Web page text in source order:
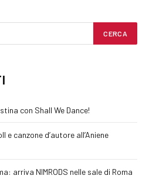
con Shall We Dance!
e canzone d’autore all’Aniene
arriva NIMRODS nelle sale di Roma